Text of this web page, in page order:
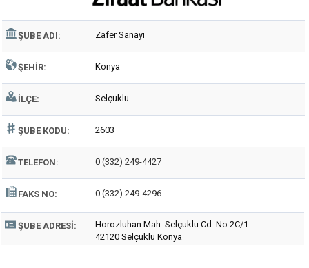
ŞUBE ADI: Zafer Sanayi
ŞEHIR: Konya
İLÇE: Selçuklu
ŞUBE KODU: 2603
TELEFON: 0 (332) 249-4427
FAKS NO: 0 (332) 249-4296
ŞUBE ADRESI:
Horozluhan Mah. Selçuklu Cd. No:2C/1
42120 Selçuklu Konya